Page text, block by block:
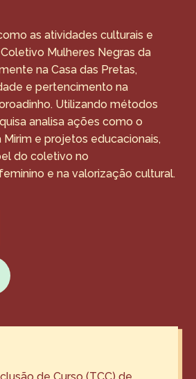
as atividades culturais e
Mulheres Negras da
na Casa das Pretas,
e pertencimento na
Utilizando métodos
analisa ações como o
Mirim e projetos educacionais,
do coletivo no
e na valorização cultural.
de Curso (TCC) de